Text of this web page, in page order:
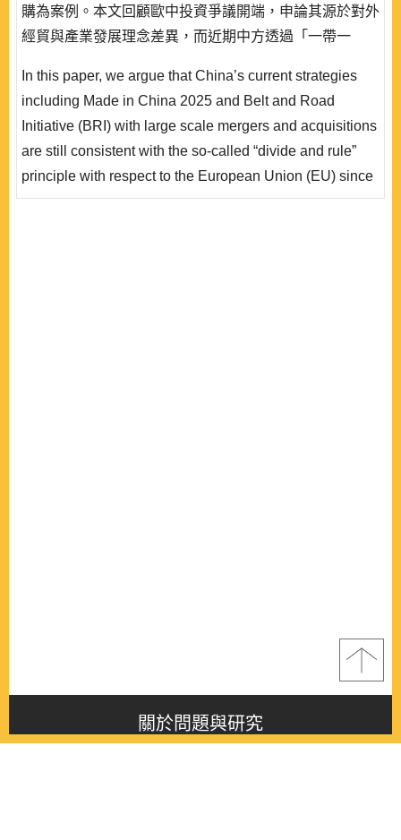
購為案例。本文回顧歐中投資爭議開端，申論其源於對外
經貿與產業發展理念差異，而近期中方透過「一帶一
同時解決產能過剩與產業升級目標，使雙邊爭端白熱化。
除前述中方政策對歐盟可能影響外，本文亦將討論歐盟因
應策略，中方可能反制措施，以及當前情勢對於歐中雙方
In this paper, we argue that China’s current strategies
including Made in China 2025 and Belt and Road
Initiative (BRI) with large scale mergers and acquisitions
are still consistent with the so-called “divide and rule”
principle with respect to the European Union (EU) since
2005. Furthermore, there will be some leading and
關於問題與研究
About this journal